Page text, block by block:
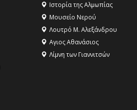
Ιστορία της Αλμωπίας
Μουσείο Νερού
Λουτρό Μ. Αλεξάνδρου
Αγιος Αθανάσιος
Λίμνη των Γιαννιτσών